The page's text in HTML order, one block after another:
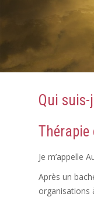
Qui suis-
Thérapie
Je m’appelle
Après un
organisations